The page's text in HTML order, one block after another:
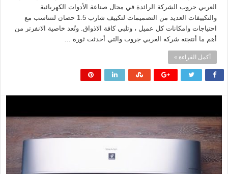
العربي جروب الشركة الرائدة في مجال صناعة الأدوات الكهربائية
والتكييفات العديد من التصميمات لتكييف شارب 1.5 حصان لتتناسب مع
احتياجات وامكانات كل عميل ، وتلبي كافة الاذواق. وتُعد خاصية الانفرتر من
أهم ما أنتجته شركة العربي جروب والتي أحدثت ثورة …
أكمل القراءة »